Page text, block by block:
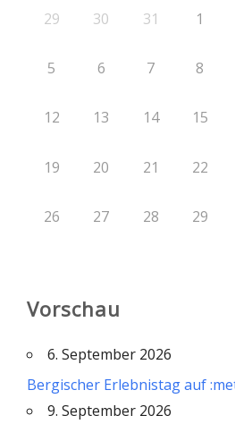
29 30 31 1
5 6 7 8
12 13 14 15
19 20 21 22
26 27 28 29
Vorschau
6. September 2026
Bergischer Erlebnistag auf
9. September 2026